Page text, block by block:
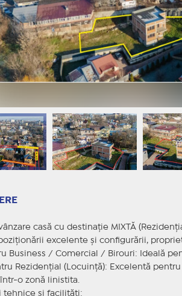
casă cu destinație MIXTĂ
excelente și configurării,
Business / Comercial / Birouri: Ideală
Rezidențial (Locuință): Excelentă
o zonă linistita.
tehnice și facilități: